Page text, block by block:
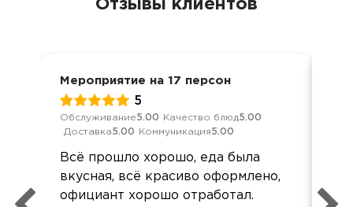
Отзывы клиентов
Мероприятие на 17 персон
5
Обслуживание5.00 Качество блюд5.00
Доставка5.00 Коммуникация5.00
Всё прошло хорошо, еда была
вкусная, всё красиво оформлено,
официант хорошо отработал.